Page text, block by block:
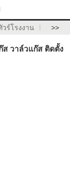
วร์โรงงาน >>
ส วาล์วแก๊ส ติดตั้ง